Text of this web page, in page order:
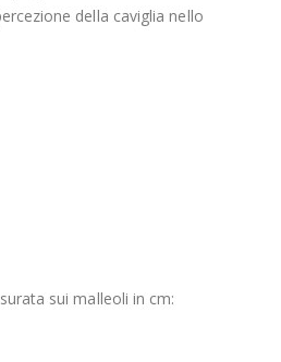
della caviglia nello
sui malleoli in cm: